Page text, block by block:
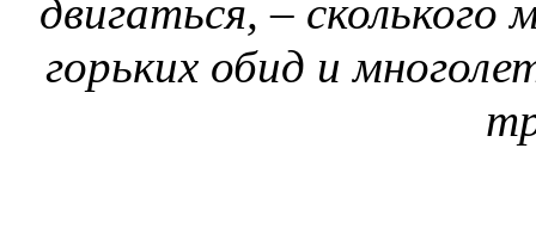
двигаться, –
горьких обид и